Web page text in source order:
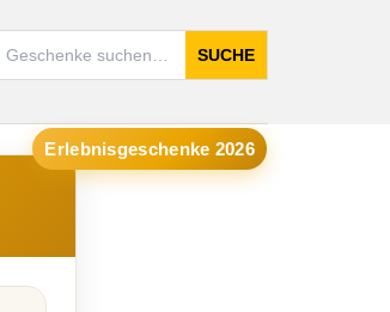
SUCHE
Erlebnisgeschenke 2026